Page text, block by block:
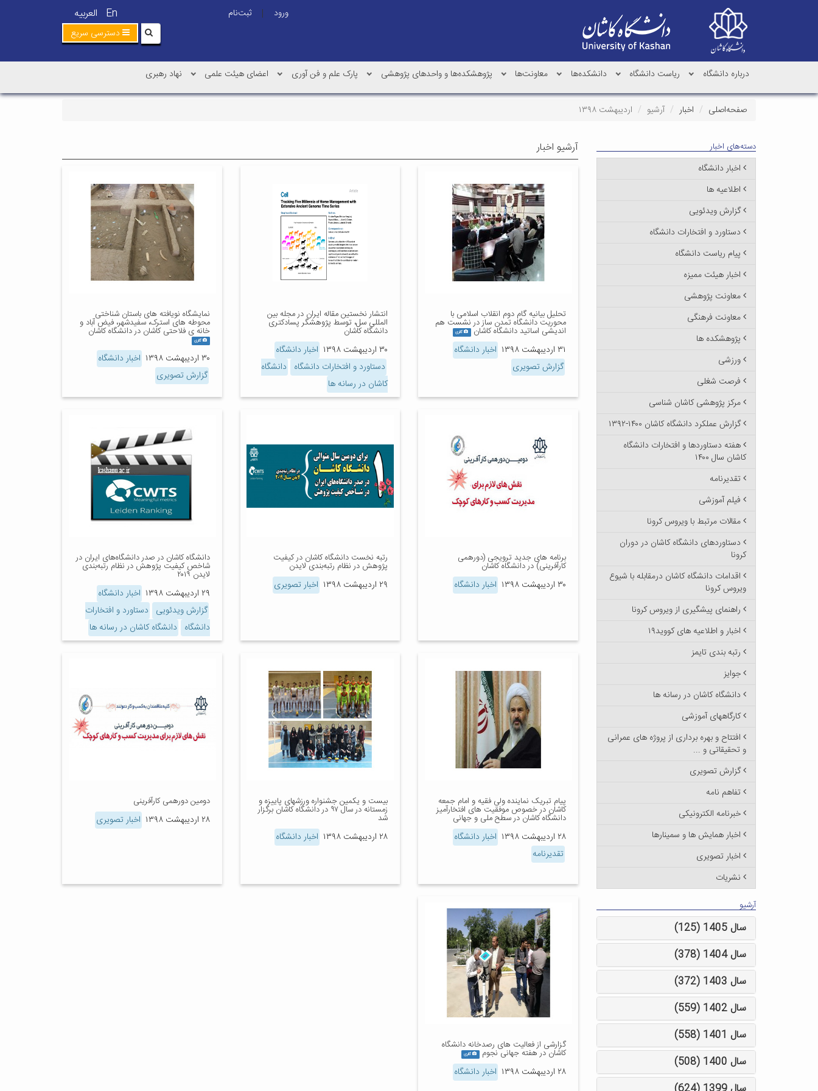
En العربیه ورود |
ثبت‌نام
دسترسی سریع
درباره دانشگاه ریاست دانشگاه دانشکده‌ها معاونت‌ها پژوهشکده‌ها و واحدهای پژوهشی پارک علم و فن آوری اعضای هیئت علمی نهاد رهبری
صفحه‌اصلی اخبار آرشیو اردیبهشت ۱۳۹۸
آرشیو اخبار
تحلیل بیانیه گام دوم انقلاب اسلامی با
محوریت دانشگاه تمدن ساز در نشست هم
اندیشی اساتید دانشگاه کاشان گالری
۳۱ اردیبهشت ۱۳۹۸
اخبار دانشگاه
گزارش تصویری
انتشار نخستین مقاله ایران در مجله بین
المللی سل، توسط پژوهشگر پسادکتری
دانشگاه کاشان
۳۰ اردیبهشت ۱۳۹۸
اخبار دانشگاه
دستاورد و افتخارات دانشگاه دانشگاه
کاشان در رسانه ها
نمایشگاه نویافته های باستان شناختی
محوطه های استرک، سفیدشهر، فیض آباد و
خانه ی فلاحتی کاشان در دانشگاه کاشان
گالری
۳۰ اردیبهشت ۱۳۹۸
اخبار دانشگاه
گزارش تصویری
برنامه های جدید ترویجی (دورهمی
کارآفرینی) در دانشگاه کاشان
۳۰ اردیبهشت ۱۳۹۸ اخبار دانشگاه
رتبه نخست دانشگاه کاشان در کیفیت
پژوهش در نظام رتبه‌بندی لایدن
۲۹ اردیبهشت ۱۳۹۸ اخبار تصویری
دانشگاه کاشان در صدر دانشگاه‌های ایران در
شاخص کیفیت پژوهش در نظام رتبه‌بندی
لایدن ۲۰۱۹
۲۹ اردیبهشت ۱۳۹۸
اخبار دانشگاه
گزارش ویدئویی دستاورد و افتخارات
دانشگاه دانشگاه کاشان در رسانه ها
پیام تبریک نماینده ولی فقیه و امام جمعه
کاشان در خصوص موفقیت های افتخارآمیز
دانشگاه کاشان در سطح ملی و جهانی
۲۸ اردیبهشت ۱۳۹۸
اخبار دانشگاه
تقدیرنامه
بیست و یکمین جشنواره ورزشهای پاییزه و
زمستانه در سال ۹۷ در دانشگاه کاشان برگزار
شد
۲۸ اردیبهشت ۱۳۹۸ اخبار دانشگاه
دومین دورهمی کارآفرینی
۲۸ اردیبهشت ۱۳۹۸ اخبار تصویری
گزارشی از فعالیت های رصدخانه دانشگاه
کاشان در هفته جهانی نجوم گالری
۲۸ اردیبهشت ۱۳۹۸ اخبار دانشگاه
دسته‌های اخبار
اخبار دانشگاه
اطلاعیه ها
گزارش ویدئویی
دستاورد و افتخارات دانشگاه
پیام ریاست دانشگاه
اخبار هیئت ممیزه
معاونت پژوهشی
معاونت فرهنگی
پژوهشکده ها
ورزشی
فرصت شغلی
مرکز پژوهشی کاشان شناسی
گزارش عملکرد دانشگاه کاشان ۱۴۰۰-۱۳۹۲
هفته دستاوردها و افتخارات دانشگاه
کاشان سال ۱۴۰۰
تقدیرنامه
فیلم آموزشی
مقالات مرتبط با ویروس کرونا
دستاوردهای دانشگاه کاشان در دوران
کرونا
اقدامات دانشگاه کاشان درمقابله با شیوع
ویروس کرونا
راهنمای پیشگیری از ویروس کرونا
اخبار و اطلاعیه های کووید۱۹
رتبه بندی تایمز
جوایز
دانشگاه کاشان در رسانه ها
کارگاههای آموزشی
افتتاح و بهره برداری از پروژه های عمرانی
و تحقیقاتی و ...
گزارش تصویری
تفاهم نامه
خبرنامه الکترونیکی
اخبار همایش ها و سمینارها
اخبار تصویری
نشریات
آرشیو
سال 1405 (125)
سال 1404 (378)
سال 1403 (372)
سال 1402 (559)
سال 1401 (558)
سال 1400 (508)